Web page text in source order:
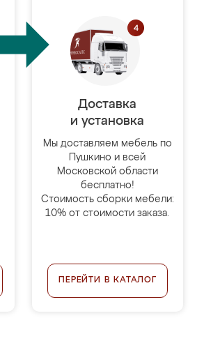
Доставка
и установка
Мы доставляем мебель по
Пушкино и всей
Московской области
бесплатно!
Стоимость сборки мебели:
10% от стоимости заказа.
ПЕРЕЙТИ В КАТАЛОГ